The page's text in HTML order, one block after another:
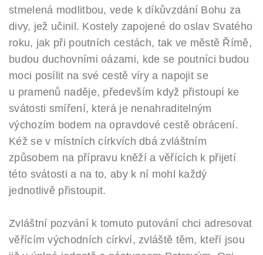
stmelená modlitbou, vede k díkůvzdání Bohu za
divy, jež učinil. Kostely zapojené do oslav Svatého
roku, jak při poutních cestách, tak ve městě Římě,
budou duchovními oázami, kde se poutníci budou
moci posílit na své cestě víry a napojit se
u pramenů naděje, především když přistoupí ke
svátosti smíření, která je nenahraditelným
výchozím bodem na opravdové cestě obrácení.
Kéž se v místních církvích dbá zvláštním
způsobem na přípravu kněží a věřících k přijetí
této svátosti a na to, aby k ní mohl každý
jednotlivě přistoupit.
Zvláštní pozvání k tomuto putování chci adresovat
věřícím východních církví, zvláště těm, kteří jsou